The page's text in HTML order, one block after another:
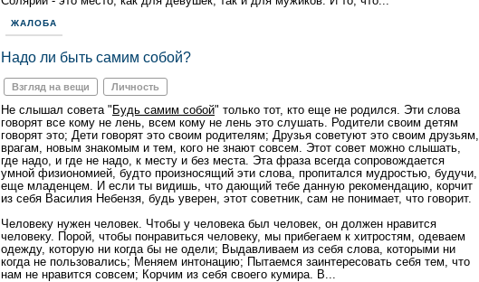
ЖАЛОБА
Надо ли быть самим собой?
Взгляд на вещи Личность
Не слышал совета " Будь самим собой" только тот, кто еще не родился. Эти слова
говорят все кому не лень, всем кому не лень это слушать. Родители своим детям
говорят это; Дети говорят это своим родителям; Друзья советуют это своим друзьям,
врагам, новым знакомым и тем, кого не знают совсем. Этот совет можно слышать,
где надо, и где не надо, к месту и без места. Эта фраза всегда сопровождается
умной физиономией, будто произносящий эти слова, пропитался мудростью, будучи,
еще младенцем. И если ты видишь, что дающий тебе данную рекомендацию, корчит
из себя Василия Небензя, будь уверен, этот советник, сам не понимает, что говорит.
Человеку нужен человек. Чтобы у человека был человек, он должен нравится
человеку. Порой, чтобы понравиться человеку, мы прибегаем к хитростям, одеваем
одежду, которую ни когда бы не одели; Выдавливаем из себя слова, которыми ни
когда не пользовались; Меняем интонацию; Пытаемся заинтересовать себя тем, что
нам не нравится совсем; Корчим из себя своего кумира. В...